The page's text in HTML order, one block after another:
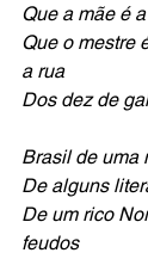
Que a mãe é
Que o mestre
a rua
Dos dez de
Brasil de uma
De alguns
De um rico
feudos